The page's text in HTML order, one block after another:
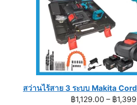
สว่านไร้สาย 3 ระบบ Makita
฿1,129.00 – ฿